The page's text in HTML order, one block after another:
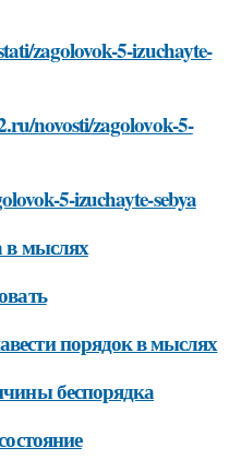
zagolovok-5-izuchayte-
novosti/zagolovok-5-
5-izuchayte-sebya
в мыслях
порядок в мыслях
беспорядка